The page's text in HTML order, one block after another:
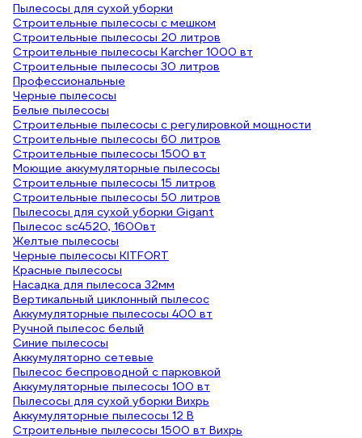
Пылесосы для сухой уборки
Строительные пылесосы с мешком
Строительные пылесосы 20 литров
Строительные пылесосы Karcher 1000 вт
Строительные пылесосы 30 литров
Профессиональные
Черные пылесосы
Белые пылесосы
Строительные пылесосы с регулировкой мощности
Строительные пылесосы 60 литров
Строительные пылесосы 1500 вт
Моющие аккумуляторные пылесосы
Строительные пылесосы 15 литров
Строительные пылесосы 50 литров
Пылесосы для сухой уборки Gigant
Пылесос sc4520, 1600вт
Желтые пылесосы
Черные пылесосы KITFORT
Красные пылесосы
Насадка для пылесоса 32мм
Вертикальный циклонный пылесос
Аккумуляторные пылесосы 400 вт
Ручной пылесос белый
Синие пылесосы
Аккумуляторно сетевые
Пылесос беспроводной с парковкой
Аккумуляторные пылесосы 100 вт
Пылесосы для сухой уборки Вихрь
Аккумуляторные пылесосы 12 В
Строительные пылесосы 1500 вт Вихрь